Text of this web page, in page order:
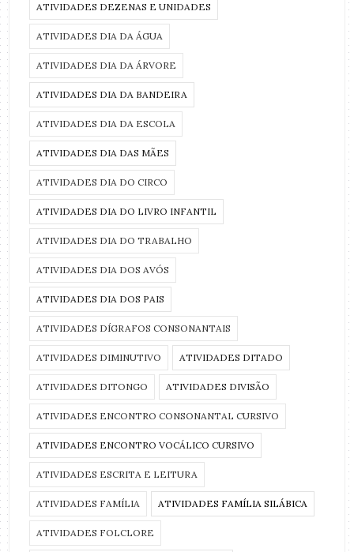
ATIVIDADES DEZENAS E UNIDADES
ATIVIDADES DIA DA ÁGUA
ATIVIDADES DIA DA ÁRVORE
ATIVIDADES DIA DA BANDEIRA
ATIVIDADES DIA DA ESCOLA
ATIVIDADES DIA DAS MÃES
ATIVIDADES DIA DO CIRCO
ATIVIDADES DIA DO LIVRO INFANTIL
ATIVIDADES DIA DO TRABALHO
ATIVIDADES DIA DOS AVÓS
ATIVIDADES DIA DOS PAIS
ATIVIDADES DÍGRAFOS CONSONANTAIS
ATIVIDADES DIMINUTIVO ATIVIDADES DITADO
ATIVIDADES DITONGO ATIVIDADES DIVISÃO
ATIVIDADES ENCONTRO CONSONANTAL CURSIVO
ATIVIDADES ENCONTRO VOCÁLICO CURSIVO
ATIVIDADES ESCRITA E LEITURA
ATIVIDADES FAMÍLIA ATIVIDADES FAMÍLIA SILÁBICA
ATIVIDADES FOLCLORE